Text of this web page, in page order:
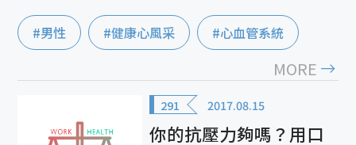
#男性 #健康心風采 #心血管系統
MORE
291 2017.08.15
你的抗壓力夠嗎？用口